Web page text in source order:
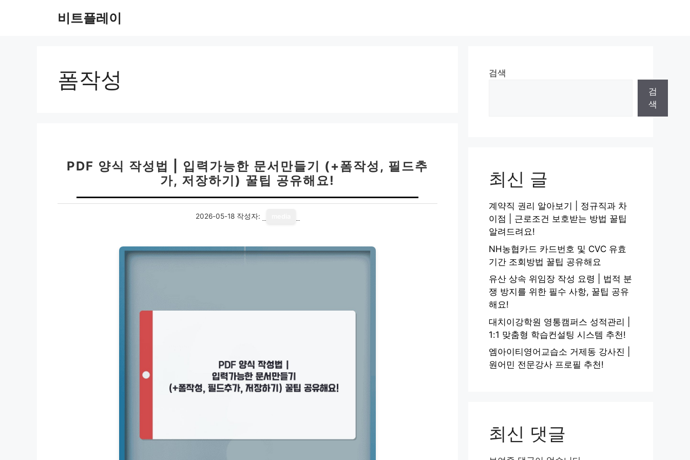
비트플레이
폼작성
PDF 양식 작성법 | 입력가능한 문서만들기 (+폼작성, 필드추
가, 저장하기) 꿀팁 공유해요!
2026-05-18 작성자:
검색
검
색
최신 글
계약직 권리 알아보기 | 정규직과 차
이점 | 근로조건 보호받는 방법 꿀팁
알려드려요!
NH농협카드 카드번호 및 CVC 유효
기간 조회방법 꿀팁 공유해요
유산 상속 위임장 작성 요령 | 법적 분
쟁 방지를 위한 필수 사항, 꿀팁 공유
해요!
대치이강학원 영통캠퍼스 성적관리 |
1:1 맞춤형 학습컨설팅 시스템 추천!
엠아이티영어교습소 거제동 강사진 |
원어민 전문강사 프로필 추천!
최신 댓글